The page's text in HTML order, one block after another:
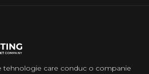
tehnologie care conduc o companie